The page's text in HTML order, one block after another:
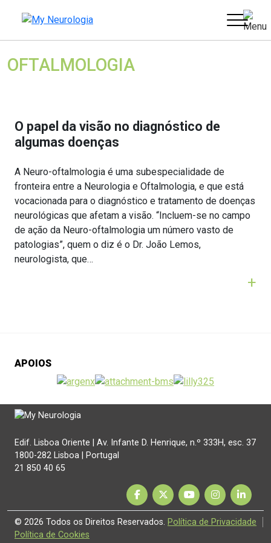
PUB
OFTALMOLOGIA
O papel da visão no diagnóstico de
algumas doenças
A Neuro-oftalmologia é uma subespecialidade de
fronteira entre a Neurologia e Oftalmologia, e que está
vocacionada para o diagnóstico e tratamento de doenças
neurológicas que afetam a visão. “Incluem-se no campo
de ação da Neuro-oftalmologia um número vasto de
patologias”, quem o diz é o Dr. João Lemos,
neurologista, que…
+
APOIOS
Edif. Lisboa Oriente | Av. Infante D. Henrique, n.º 333H, esc. 37
1800-282 Lisboa | Portugal
21 850 40 65
© 2026 Todos os Direitos Reservados. Política de Privacidade
Política de Cookies